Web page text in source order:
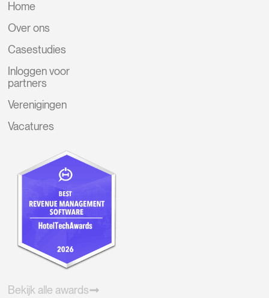
Home
Over ons
Casestudies
Inloggen voor
partners
Verenigingen
Vacatures
Bekijk alle awards